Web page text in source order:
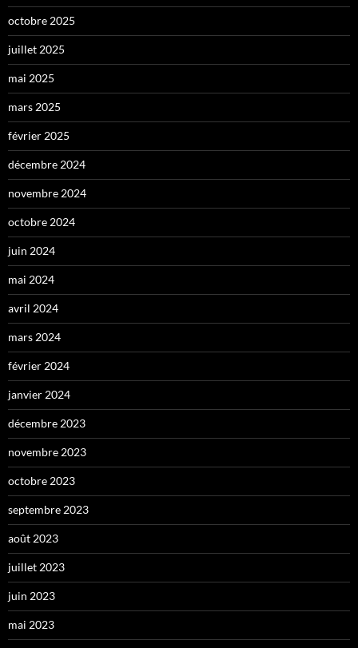
octobre 2025
juillet 2025
mai 2025
mars 2025
février 2025
décembre 2024
novembre 2024
octobre 2024
juin 2024
mai 2024
avril 2024
mars 2024
février 2024
janvier 2024
décembre 2023
novembre 2023
octobre 2023
septembre 2023
août 2023
juillet 2023
juin 2023
mai 2023